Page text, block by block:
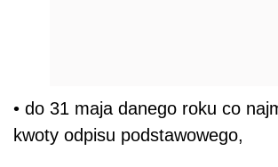
• do 31 maja danego roku co
kwoty odpisu podstawowego,